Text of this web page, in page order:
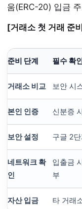
움(ERC-20) 입금
[거래소 첫 거래 준
준비 단계 필수 확
거래소 비교 보안 시
본인 인증 신분증
보안 설정 구글 2
네트워크 확
인
입출금
부
자산 입금 타 거래